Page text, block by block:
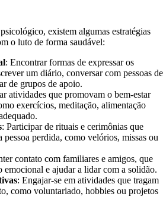
existem algumas estratégias
o luto de forma saudável:
: Encontrar formas de expressar os
um diário, conversar com pessoas de
de grupos de apoio.
atividades que promovam o bem-estar
exercícios, meditação, alimentação
: Participar de rituais e cerimônias que
pessoa perdida, como velórios, missas ou
contato com familiares e amigos, que
emocional e ajudar a lidar com a solidão.
: Engajar-se em atividades que tragam
como voluntariado, hobbies ou projetos